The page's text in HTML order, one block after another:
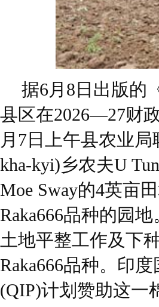
据6月8日出版的
县区在2026—27财
月7日上午县农业
kha-kyi)乡农夫U
Moe Sway的4英亩
Raka666品种的园
土地平整工作及下
Raka666品种。印
(QIP)计划赞助这一